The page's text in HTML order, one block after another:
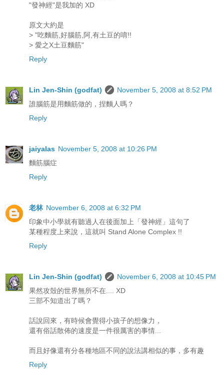
"發神經"是我加的 XD
原文大約是
> "吃麵筋,好腦筋,阿,有土豆的唷!!
> 愛之X土豆麵筋"
Reply
Lin Jen-Shin (godfat)
November 5, 2008 at 8:52 PM
誰腦筋是用麵筋做的，捏麵人嗎？
Reply
jaiyalas November 5, 2008 at 10:26 PM
麵筋腦症
Reply
老林 November 6, 2008 at 6:32 PM
印象中小學就有聽過人在後面加上「發神經」這句了
某種程度上來說，這就叫 Stand Alone Complex !!
Reply
Lin Jen-Shin (godfat)
November 6, 2008 at 10:45 PM
果然攻殼的世界無所不在.... XD
三部不知道出了嗎？
話說回來，有時候會覺得小孩子的想像力，
還有俗話散佈的速度是一件很厲害的事情...
而且好像還有分各種地區不同的說法講相似的事，多有趣
Reply